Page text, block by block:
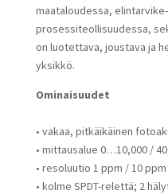
maataloudessa,
prosessiteollisuudessa,
on luotettava, joustava ja
yksikkö.
Ominaisuudet
• vakaa, pitkäikäinen
• mittausalue 0…10,000 /
• resoluutio 1 ppm / 10
• kolme SPDT-relettä; 2